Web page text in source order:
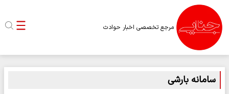
مرجع تخصصی اخبار حوادث
سامانه بارشی